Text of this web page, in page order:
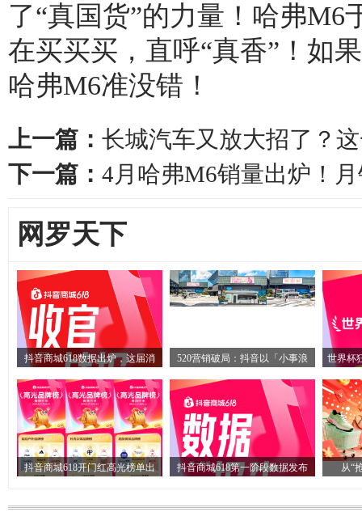
了“真国货”的力量！哈弗M6
在买买买，直呼“真香”！如
哈弗M6准没错！
上一篇： 长城汽车又放大招了？
下一篇： 4月哈弗M6销量出炉！
网罗天下
抖音商城618数据出炉，这届消 520营销破局：抖音以「小事浪 世界杯
抖音商城618开门红高光榜单出 抖音商城618第一阶段数据发布 从“